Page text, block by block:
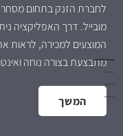
לחברת הזנק בתחום מסחר
מובייל. דרך האפליקציה
המוצעים למכירה, לראות
מתבצעת בצורה נוחה
המשך